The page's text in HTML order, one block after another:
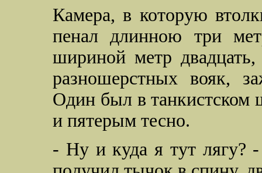
Камера, в которую
пенал длинною три
шириной метр
разношерстных вояк,
Один был в танкистском
и пятерым тесно.
- Ну и куда я тут лягу?